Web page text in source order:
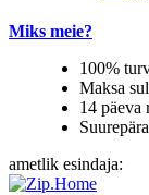
Miks meie?
100%
Maksa
14 päeva
ametlik esindaja: